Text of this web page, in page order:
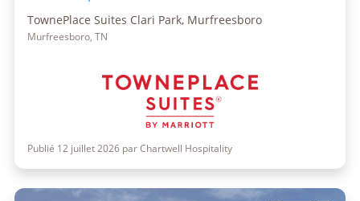
TownePlace Suites Clari Park, Murfreesboro
Murfreesboro, TN
Publié 12 juillet 2026 par Chartwell Hospitality